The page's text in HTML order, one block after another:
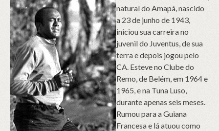
natural do Amapá, nascido
a 23 de junho de 1943,
iniciou sua carreira no
juvenil do Juventus, de sua
terra e depois jogou pelo
CA. Esteve no Clube do
Remo, de Belém, em 1964 e
1965, e na Tuna Luso,
durante apenas seis meses.
Rumou para a Guiana
Francesa e lá atuou como